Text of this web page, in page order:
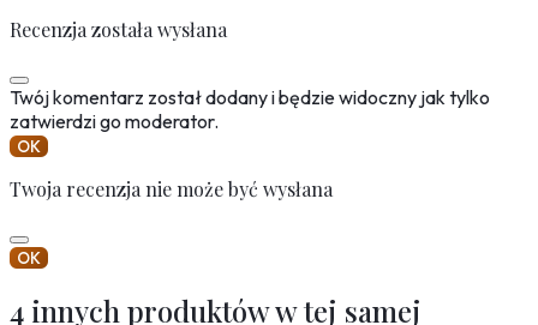
Recenzja została wysłana
Twój komentarz został dodany i będzie widoczny jak tylko
zatwierdzi go moderator.
OK
Twoja recenzja nie może być wysłana
OK
4 innych produktów w tej samej